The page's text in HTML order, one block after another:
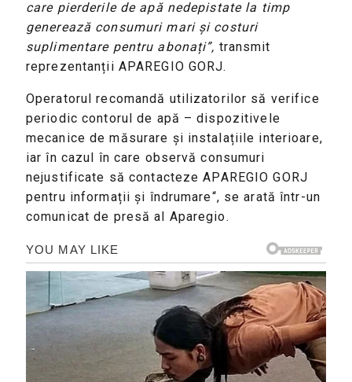
care pierderile de apă nedepistate la timp
generează consumuri mari și costuri
suplimentare pentru abonați”, transmit
reprezentanții APAREGIO GORJ.
Operatorul recomandă utilizatorilor să verifice
periodic contorul de apă – dispozitivele
mecanice de măsurare și instalațiile interioare,
iar în cazul în care observă consumuri
nejustificate să contacteze APAREGIO GORJ
pentru informații și îndrumare“, se arată într-un
comunicat de presă al Aparegio.